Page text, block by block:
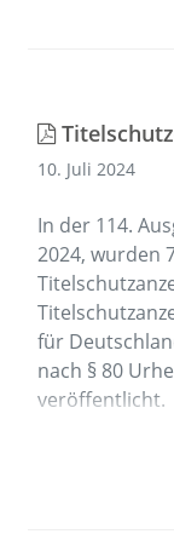
10. Juli 2024
In der 114.
2024, wurden
für
nach § 80
veröffentlicht.